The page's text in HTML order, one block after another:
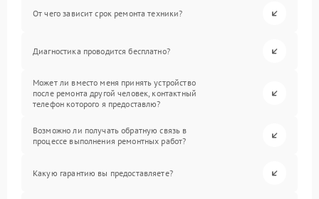
От чего зависит срок ремонта техники?
Диагностика проводится бесплатно?
Может ли вместо меня принять устройство
после ремонта другой человек, контактный
телефон которого я предоставлю?
Возможно ли получать обратную связь в
процессе выполнения ремонтных работ?
Какую гарантию вы предоставляете?